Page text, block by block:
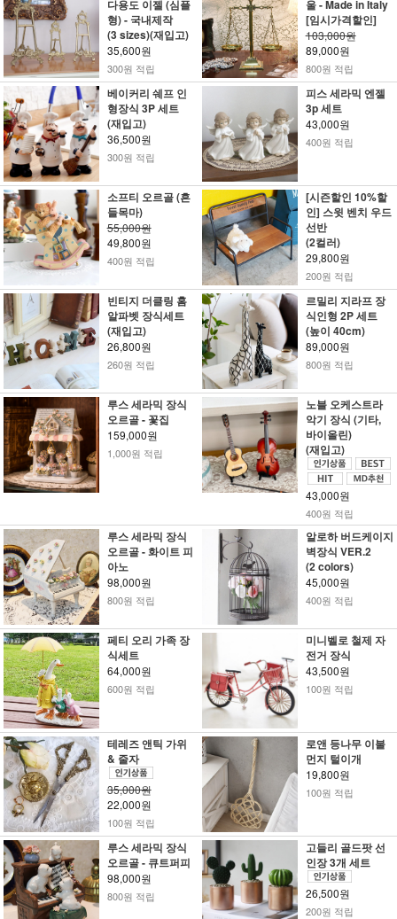
다용도 이젤 (심플
형) - 국내제작
(3 sizes)(재입고)
35,600원
300원 적립
울 - Made in Italy
[임시가격할인]
103,000원
89,000원
800원 적립
베이커리 쉐프 인
형장식 3P 세트
(재입고)
36,500원
300원 적립
피스 세라믹 엔젤
3p 세트
43,000원
400원 적립
소프티 오르골 (흔
들목마)
55,000원
49,800원
400원 적립
[시즌할인 10%할
인] 스윗 벤치 우드
선반
(2컬러)
29,800원
200원 적립
빈티지 더클링 홈
알파벳 장식세트
(재입고)
26,800원
260원 적립
르밀리 지라프 장
식인형 2P 세트
(높이 40cm)
89,000원
800원 적립
루스 세라믹 장식
오르골 - 꽃집
159,000원
1,000원 적립
노블 오케스트라
악기 장식 (기타,
바이올린)
(재입고)
43,000원
400원 적립
루스 세라믹 장식
오르골 - 화이트 피
아노
98,000원
800원 적립
알로하 버드케이지
벽장식 VER.2
(2 colors)
45,000원
400원 적립
페티 오리 가족 장
식세트
64,000원
600원 적립
미니벨로 철제 자
전거 장식
43,500원
100원 적립
테레즈 앤틱 가위
& 줄자
35,000원
22,000원
100원 적립
로앤 등나무 이불
먼지 털이개
19,800원
100원 적립
루스 세라믹 장식
오르골 - 큐트퍼피
98,000원
800원 적립
고들리 골드팟 선
인장 3개 세트
26,500원
200원 적립